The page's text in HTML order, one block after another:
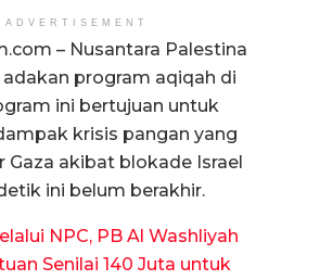
ADVERTISEMENT
– Nusantara Palestina
adakan program aqiqah di
ini bertujuan untuk
krisis pangan yang
Gaza akibat blokade Israel
ini belum berakhir.
NPC, PB Al Washliyah
Senilai 140 Juta untuk